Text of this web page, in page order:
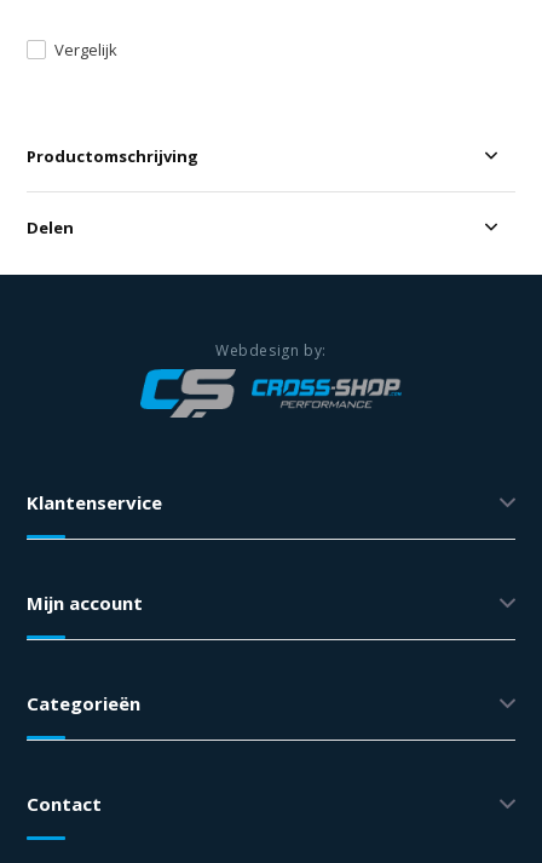
Vergelijk
Productomschrijving
Delen
Klantenservice
Mijn account
Categorieën
Contact